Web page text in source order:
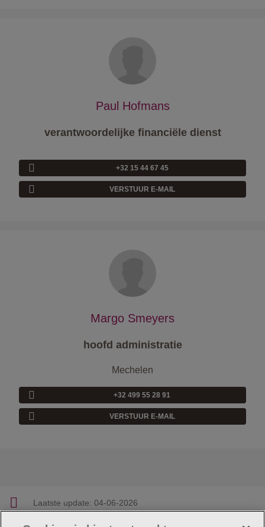
Paul Hofmans
verantwoordelijke financiële dienst
+32 15 44 67 45
VERSTUUR E-MAIL
Margo Smeyers
hoofd administratie
Mechelen
+32 499 55 28 91
VERSTUUR E-MAIL
Laatste update: 04-06-2026